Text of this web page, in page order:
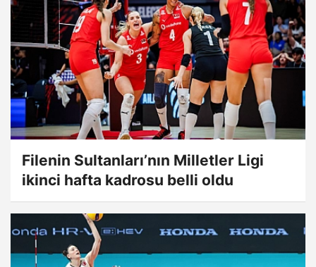
Filenin Sultanları’nın Milletler Ligi
ikinci hafta kadrosu belli oldu